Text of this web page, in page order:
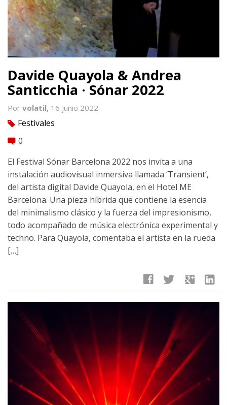
Crear Cuenta
Davide Quayola & Andrea
Santicchia · Sónar 2022
Por volatil, 16 junio 2022
tag Festivales
comment 0
El Festival Sónar Barcelona 2022 nos invita a una
instalación audiovisual inmersiva llamada ‘Transient’,
del artista digital Davide Quayola, en el Hotel ME
Barcelona. Una pieza híbrida que contiene la esencia
del minimalismo clásico y la fuerza del impresionismo,
todo acompañado de música electrónica experimental y
techno. Para Quayola, comentaba el artista en la rueda
[…]
facebook twitter google linkedin